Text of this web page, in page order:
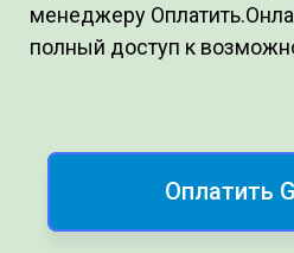
менеджеру
полный доступ к
Оплатить